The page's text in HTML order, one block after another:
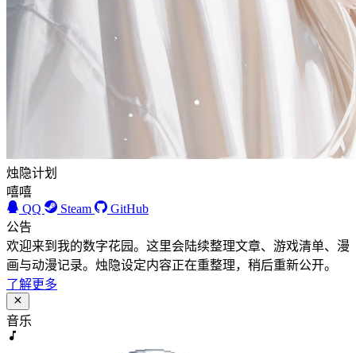
烛隐计划
嘻嘻
QQ
Steam
GitHub
公告
欢迎来到我的数字花园。这里会陆续整理文章、游戏清单、漫
画与动漫记录。烛隐设定内容正在重整理，稍后重新公开。
了解更多
音乐